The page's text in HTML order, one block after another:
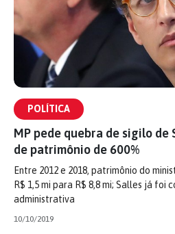
POLÍTICA
MP pede quebra de sigilo de
de patrimônio de 600%
Entre 2012 e 2018, patrimônio do
R$ 1,5 mi para R$ 8,8 mi; Salles já foi
administrativa
10/10/2019